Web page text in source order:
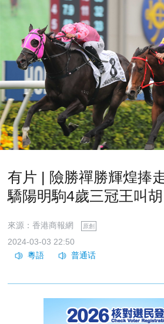
有片 | 險勝禪勝輝煌捧
驕陽明駒4歲三冠王叫胡
來源：香港商報網 原創
2024-03-03 22:50